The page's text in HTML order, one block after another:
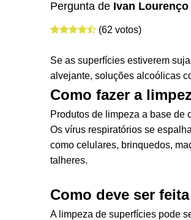
Pergunta de Ivan
(62 votos)
Se as superfícies estiverem
alvejante, soluções alcoólicas
Como fazer a
Produtos de limpeza a base de
Os vírus respiratórios se
como celulares, brinquedos,
talheres.
Como deve ser
A limpeza de superfícies pode